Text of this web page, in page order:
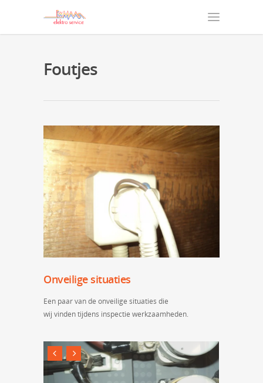
Foutjes
Onveilige situaties
Een paar van de onveilige situaties die
wij vinden tijdens inspectie werkzaamheden.